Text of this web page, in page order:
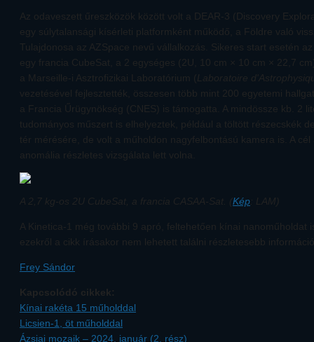
Az odaveszett űreszközök között volt a DEAR-3 (Discovery
egy súlytalansági kísérleti platformként működő, a Földre való
Tulajdonosa az AZSpace nevű vállalkozás. Sikeres start esetén
egy francia CubeSat, a 2 egységes (2U, 10 cm × 10 cm × 22,7
a Marseille-i Asztrofizikai Laboratórium ( Laboratoire
vezetésével fejlesztették, összesen több mint 200 egyetemi
a Francia Űrügynökség (CNES) is támogatta. A mindössze kb. 2
tudományos műszert is elhelyeztek, például a töltött részecskék
tér mérésére, de volt a műholdon nagyfelbontású kamera is. A
anomália részletes vizsgálata lett volna.
A 2,7 kg-os 2U CubeSat, a francia CASAA-Sat. (Kép: LAM)
A Kinetica-1 még további 9 apró, feltehetően kínai nanoműholdat
ezekről a cikk írásakor nem lehetett találni részletesebb
Frey Sándor
Kapcsolódó cikkek:
Kínai rakéta 15 műholddal
Licsien-1, öt műholddal
Ázsiai mozaik – 2024. január (2. rész)